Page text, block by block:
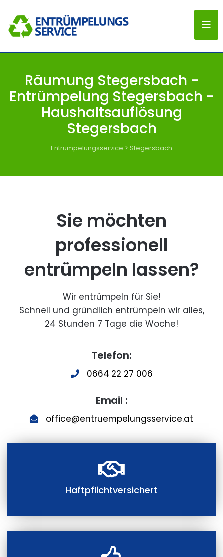
Räumung Stegersbach -
Entrümpelung Stegersbach -
Haushaltsauflösung
Stegersbach
Entrümpelungsservice > Stegersbach
Sie möchten
professionell
entrümpeln lassen?
Wir entrümpeln für Sie!
Schnell und gründlich entrümpeln wir alles,
24 Stunden 7 Tage die Woche!
Telefon:
0664 22 27 006
Email :
office@entruempelungsservice.at
Haftpflichtversichert